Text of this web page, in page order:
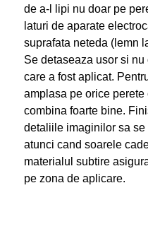
de a-l lipi nu doar pe
laturi de aparate
suprafata neteda (lemn
Se detaseaza usor si
care a fost aplicat.
amplasa pe orice
combina foarte bine.
detaliile imaginilor sa
atunci cand soarele
materialul subtire
pe zona de aplicare.